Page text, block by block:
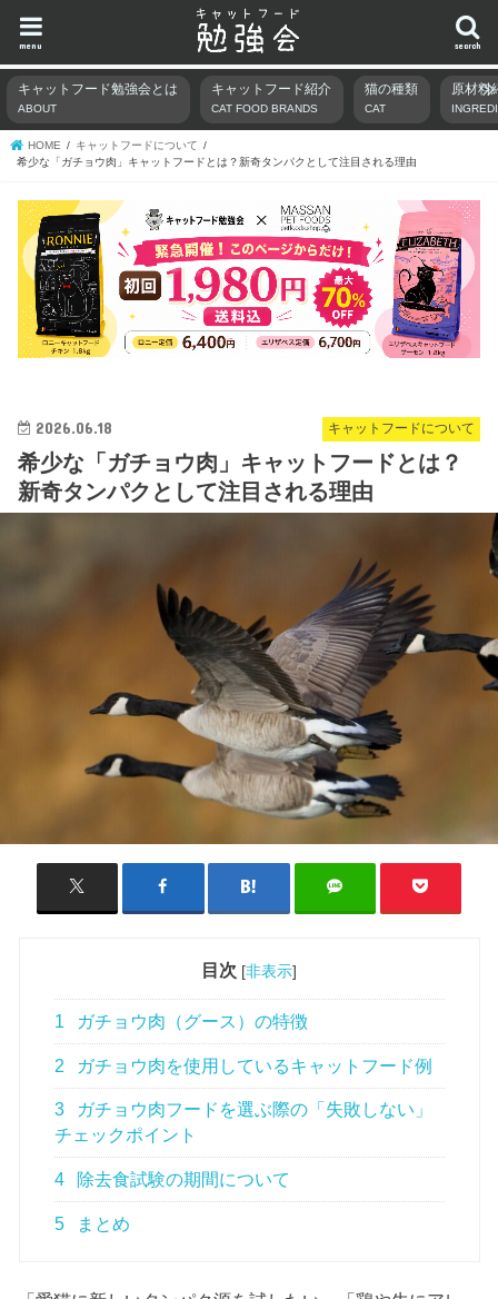
search
menu
キャットフード勉強会とは
ABOUT
キャットフード紹介
CAT FOOD BRANDS
猫の種類
CAT
原材料
HOME
キャットフードについて
希少な「ガチョウ肉」キャットフードとは？新奇タンパクとして注目される理由
キャットフードについて
2026.06.18
希少な「ガチョウ肉」キャットフードとは？
新奇タンパクとして注目される理由
目次 [非表示]
1 ガチョウ肉（グース）の特徴
2 ガチョウ肉を使用しているキャットフード例
3
ガチョウ肉フードを選ぶ際の「失敗しない」
チェックポイント
4 除去食試験の期間について
5 まとめ